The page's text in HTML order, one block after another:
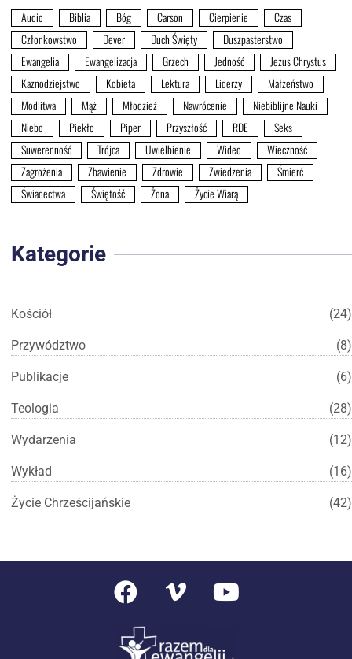
Audio Biblia Bóg Carson Cierpienie
Czas
Członkowstwo
Dever Duch Święty
Duszpasterstwo
Ewangelia
Ewangelizacja Grzech Jedność
Jezus Chrystus
Kaznodziejstwo
Kobieta Lektura Liderzy
Małżeństwo
Modlitwa
Mąż Młodzież Nawrócenie
Niebiblijne Nauki
Niebo
Piekło Piper Przyszłość RDE
Seks
Suwerenność
Trójca Uwielbienie Wideo
Wieczność
Zagrożenia
Zbawienie Zdrowie Zwiedzenia
Śmierć
Świadectwa
Świętość Żona Życie Wiarą
Kategorie
Kościół (24)
Przywództwo (8)
Publikacje (6)
Teologia (28)
Wydarzenia (12)
Wykład (16)
Życie Chrześcijańskie (42)